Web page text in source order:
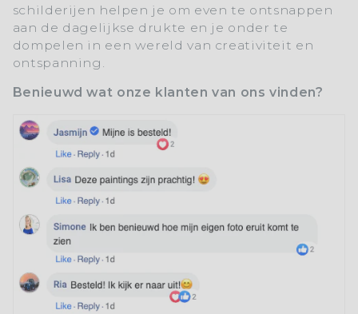
schilderijen helpen je om even te ontsnappen
aan de dagelijkse drukte en je onder te
dompelen in een wereld van creativiteit en
ontspanning.
Benieuwd wat onze klanten van ons vinden?